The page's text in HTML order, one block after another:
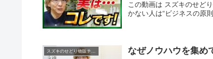
この動画は スズキのせど
かない人は“ビジネスの原
スズキのせどり物販チャンネル
なぜノウハウを集め